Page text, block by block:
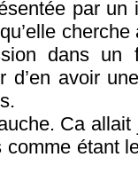
par un
dans un
avoir
Ca allait
étant